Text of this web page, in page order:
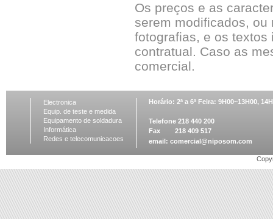
Os preços e as
serem modificados, ou
fotografias, e os
contratual. Caso as
comercial.
Electronica
Equip. de teste e medida
Equipamento de soldadura
Informática
Redes e telecomunicacoes
Horário: 2ª a 6ª Feira: 9H00~13H00,
Telefone 218 440 200
Fax 218 409 517
email: comercial@niposom.com